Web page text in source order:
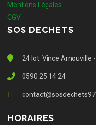
Mentions Légales
CGV
SOS DECHETS
24 lot. Vince Arnouville
0590 25 14 24
HORAIRES